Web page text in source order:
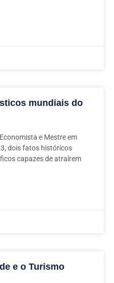
mundiais do
e Mestre em
dois fatos históricos
capazes de atraírem
e o Turismo